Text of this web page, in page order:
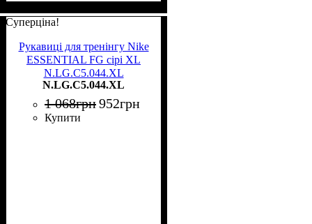
Суперціна!
Рукавиці для тренінгу Nike
ESSENTIAL FG сірі XL
N.LG.C5.044.XL
N.LG.C5.044.XL
1 068грн952грн
Купити